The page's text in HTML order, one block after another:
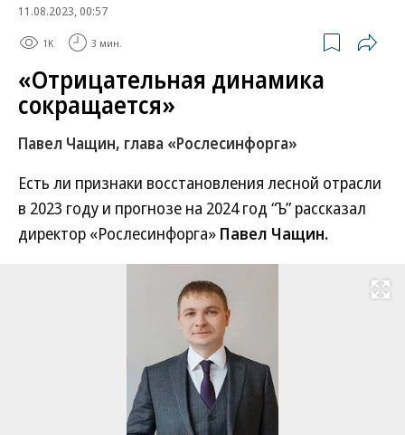
11.08.2023, 00:57
1K 3 мин.
«Отрицательная динамика
сокращается»
Павел Чащин, глава «Рослесинфорга»
Есть ли признаки восстановления лесной отрасли
в 2023 году и прогнозе на 2024 год “Ъ” рассказал
директор «Рослесинфорга» Павел Чащин.
Развернуть